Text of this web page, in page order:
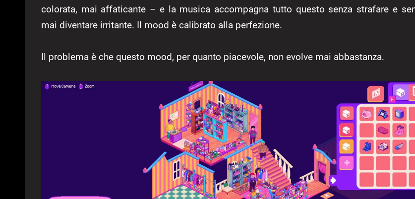
colorata, mai affaticante – e la musica accompagna tutto questo senza strafare e
mai diventare irritante. Il mood è calibrato alla perfezione.
Il problema è che questo mood, per quanto piacevole, non evolve mai abbastanza.